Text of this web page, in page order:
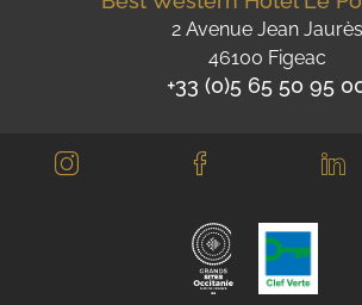
2 Avenue Jean Jaurès
46100 Figeac
+33 (0)5 65 50 95